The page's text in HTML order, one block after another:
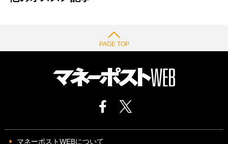
PAGE TOP
マネーポストWEBについて